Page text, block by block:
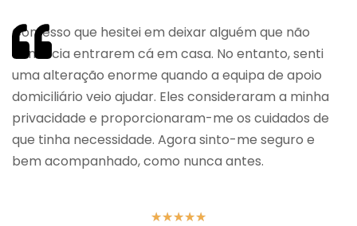
Confesso que hesitei em deixar alguém que não
conhecia entrarem cá em casa. No entanto, senti
uma alteração enorme quando a equipa de apoio
domiciliário veio ajudar. Eles consideraram a minha
privacidade e proporcionaram-me os cuidados de
que tinha necessidade. Agora sinto-me seguro e
bem acompanhado, como nunca antes.
★★★★★